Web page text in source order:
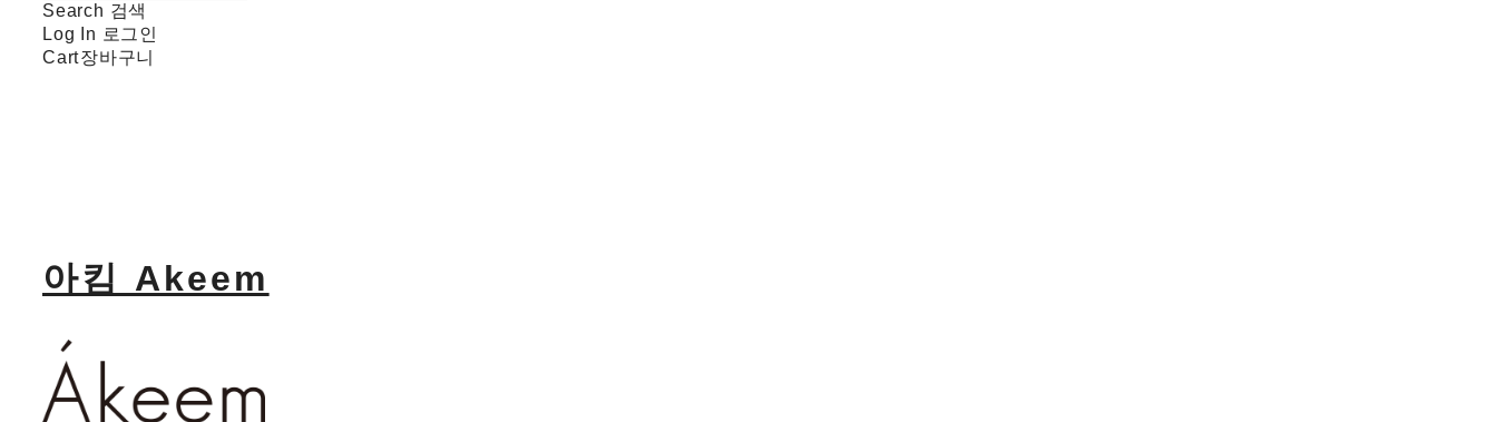
Search 검색
Log In 로그인
Cart장바구니
아킴 Akeem